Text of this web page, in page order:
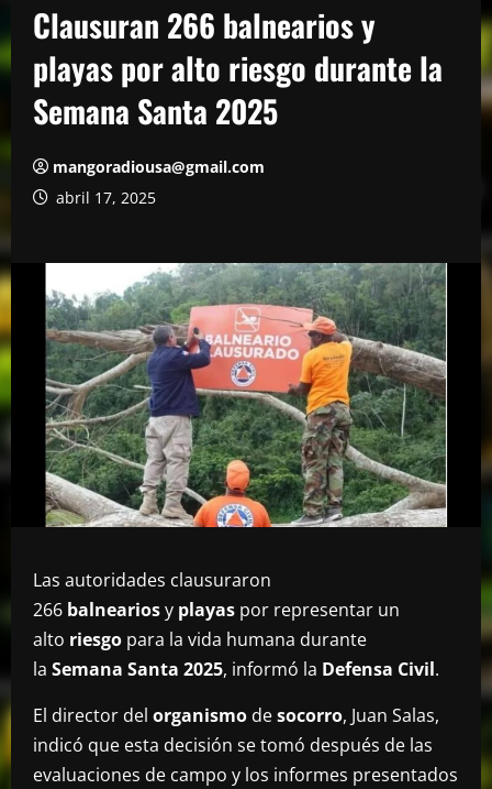
Clausuran 266 balnearios y
playas por alto riesgo durante la
Semana Santa 2025
mangoradiousa@gmail.com
abril 17, 2025
Las autoridades clausuraron
266 balneariosy playas por representar un
alto riesgo para la vida humana durante
la Semana Santa 2025, informó la Defensa Civil.
El director del organismo desocorro, Juan Salas,
indicó que esta decisión se tomó después de las
evaluaciones de campo y los informes presentados